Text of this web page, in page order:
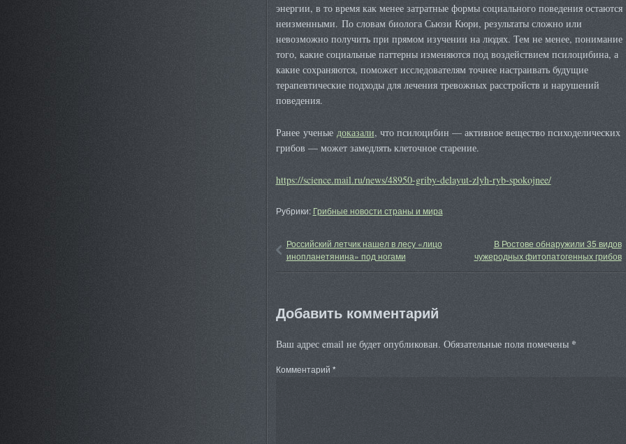
энергии, в то время как менее затратные формы социального поведения остаются
неизменными. По словам биолога Сьюзи Кюри, результаты сложно или
невозможно получить при прямом изучении на людях. Тем не менее, понимание
того, какие социальные паттерны изменяются под воздействием псилоцибина, а
какие сохраняются, поможет исследователям точнее настраивать будущие
терапевтические подходы для лечения тревожных расстройств и нарушений
поведения.
Ранее ученые доказали, что псилоцибин — активное вещество психоделических
грибов — может замедлять клеточное старение.
https://science.mail.ru/news/48950-griby-delayut-zlyh-ryb-spokojnee/
Рубрики: Грибные новости страны и мира
Российский летчик нашел в лесу «лицо
инопланетянина» под ногами
В Ростове обнаружили 35 видов
чужеродных фитопатогенных грибов
Добавить комментарий
Ваш адрес email не будет опубликован. Обязательные поля помечены *
Комментарий *